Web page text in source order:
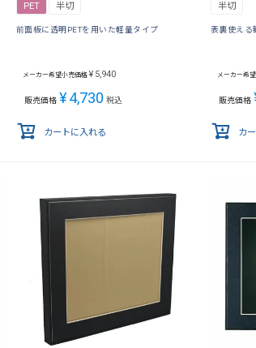
PET 半切
前面板に透明PETを用いた軽量タイプ
メーカー希望小売価格 ¥ 5,940
販売価格 ¥4,730 税込
カートに入れる
半切
表裏使える
メーカー希
販売価格
カ